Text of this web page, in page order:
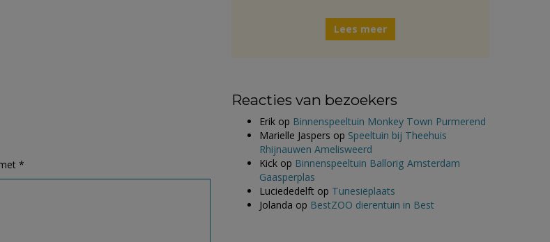
*
Lees meer
Reacties van bezoekers
Erik op Binnenspeeltuin Monkey Town Purmerend
Marielle Jaspers op Speeltuin bij Theehuis
Rhijnauwen Amelisweerd
Kick op Binnenspeeltuin Ballorig Amsterdam
Gaasperplas
Luciededelft op Tunesiëplaats
Jolanda op BestZOO dierentuin in Best